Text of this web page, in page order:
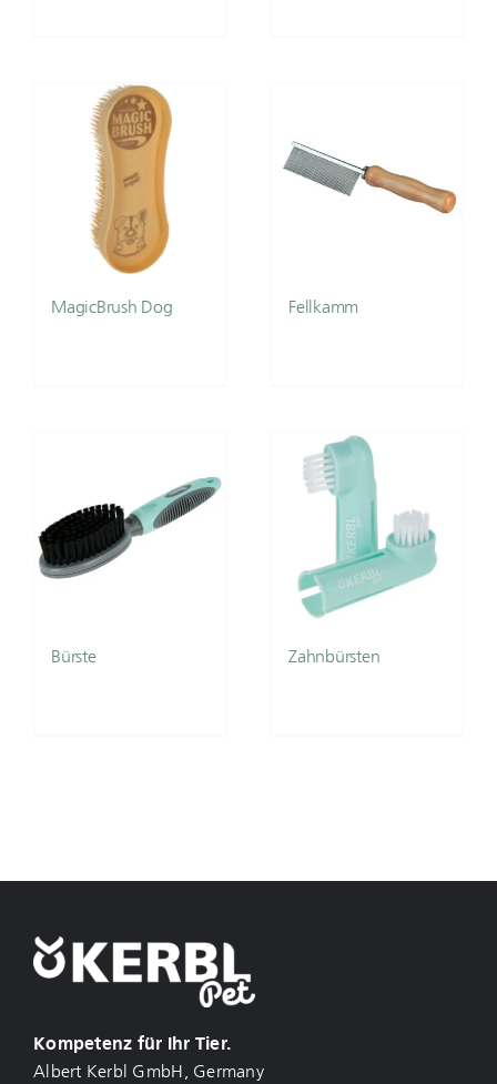
MagicBrush Dog Fellkamm
Bürste Zahnbürsten
Kompetenz für Ihr Tier.
Albert Kerbl GmbH, Germany